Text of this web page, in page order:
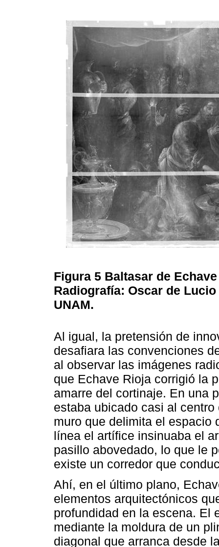
Figura 5 Baltasar de
Radiografía: Oscar de
UNAM.
Al igual, la pretensión de
desafiara las convenciones
al observar las imágenes
que Echave Rioja corrigió la
amarre del cortinaje. En una
estaba ubicado casi al
muro que delimita el espacio
línea el artífice insinuaba el
pasillo abovedado, lo que le
existe un corredor que
Ahí, en el último plano,
elementos arquitectónicos
profundidad en la escena. El
mediante la moldura de un
diagonal que arranca desde